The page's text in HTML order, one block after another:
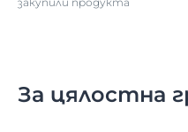
За цялостна